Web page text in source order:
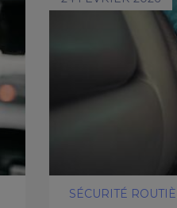
SÉCURITÉ